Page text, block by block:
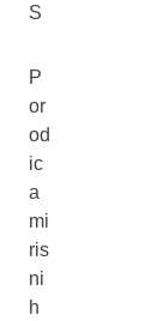
S
P
or
od
ic
a
mi
ris
ni
h